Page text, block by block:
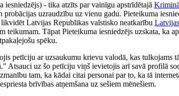
iesniedzējs) - tika atzīts par vainīgu apstrīdētajā
uzraudzību uz vienu gadu. Pieteikuma
Latvijas Republikas valstisko neatkarību
teikumam. Tāpat Pieteikuma iesniedzējs uzskata, ka
spēku.
petīciju ar uzsaukumu krievu valodā, kas tulkojams
Atsauci uz šo petīciju viņš ievietojis arī savā profilā
tam, ka kādai citai personai par to, ka tā
brīvības atņemšana uz sešiem mēnešiem.